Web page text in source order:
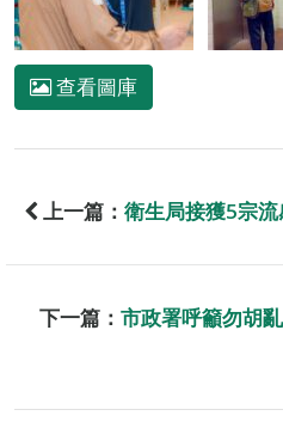
查看圖庫
上一篇： 衛生局接獲5宗
下一篇： 市政署呼籲勿胡